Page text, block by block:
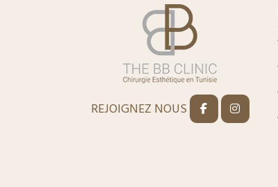
REJOIGNEZ NOUS